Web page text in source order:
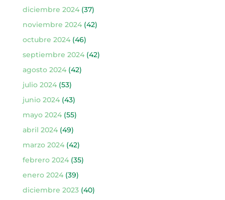
diciembre 2024(37)
noviembre 2024(42)
octubre 2024(46)
septiembre 2024(42)
agosto 2024(42)
julio 2024(53)
junio 2024(43)
mayo 2024(55)
abril 2024(49)
marzo 2024(42)
febrero 2024(35)
enero 2024(39)
diciembre 2023(40)